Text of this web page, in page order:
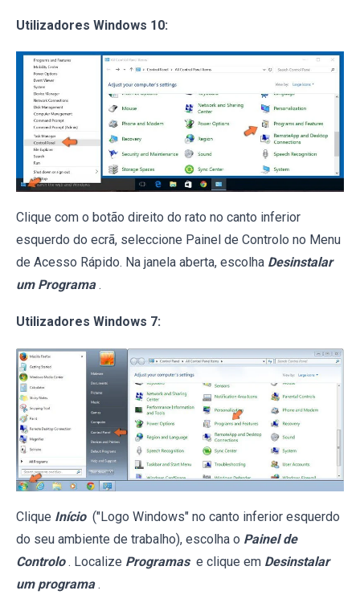
Utilizadores Windows 10:
Clique com o botão direito do rato no canto inferior
esquerdo do ecrã, seleccione Painel de Controlo no Menu
de Acesso Rápido. Na janela aberta, escolha Desinstalar
um Programa .
Utilizadores Windows 7:
Clique Início ("Logo Windows" no canto inferior esquerdo
do seu ambiente de trabalho), escolha o Painel de
Controlo . Localize Programas e clique em Desinstalar
um programa .